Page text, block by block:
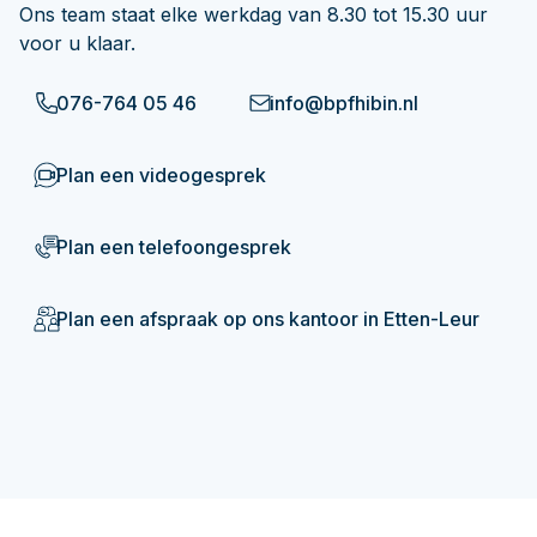
Ons team staat elke werkdag van 8.30 tot 15.30 uur
voor u klaar.
076-764 05 46 info@bpfhibin.nl
Plan een videogesprek
Plan een telefoongesprek
Plan een afspraak op ons kantoor in Etten-Leur